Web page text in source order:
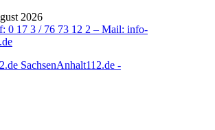
2026
0 17 3 / 76 73 12 2 – Mail: info-
SachsenAnhalt112.de -